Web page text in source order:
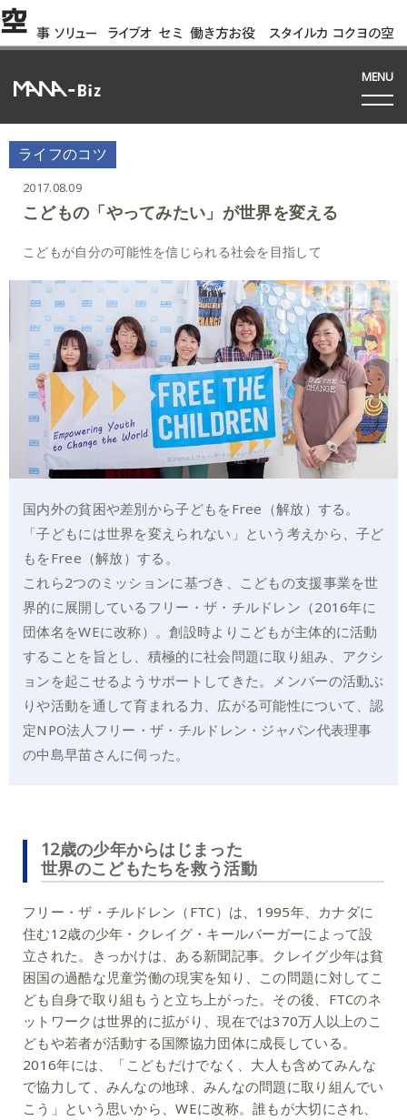
空 事
例
ソリュー
ション
ライブオ
フィス
セミ
ナー
働き方お役
立ち資料
スタイルカ
タログ
コクヨの空
間って!?
MENU
ライフのコツ
2017.08.09
こどもの「やってみたい」が世界を変える
こどもが自分の可能性を信じられる社会を目指して
国内外の貧困や差別から子どもをFree（解放）する。
「子どもには世界を変えられない」という考えから、子ど
もをFree（解放）する。
これら2つのミッションに基づき、こどもの支援事業を世
界的に展開しているフリー・ザ・チルドレン（2016年に
団体名をWEに改称）。創設時よりこどもが主体的に活動
することを旨とし、積極的に社会問題に取り組み、アクシ
ョンを起こせるようサポートしてきた。メンバーの活動ぶ
りや活動を通して育まれる力、広がる可能性について、認
定NPO法人フリー・ザ・チルドレン・ジャパン代表理事
の中島早苗さんに伺った。
12歳の少年からはじまった
世界のこどもたちを救う活動
フリー・ザ・チルドレン（FTC）は、1995年、カナダに
住む12歳の少年・クレイグ・キールバーガーによって設
立された。きっかけは、ある新聞記事。クレイグ少年は貧
困国の過酷な児童労働の現実を知り、この問題に対してこ
ども自身で取り組もうと立ち上がった。その後、FTCのネ
ットワークは世界的に拡がり、現在では370万人以上のこ
どもや若者が活動する国際協力団体に成長している。
2016年には、「こどもだけでなく、大人も含めてみんな
で協力して、みんなの地球、みんなの問題に取り組んでい
こう」という思いから、WEに改称。誰もが大切にされ、